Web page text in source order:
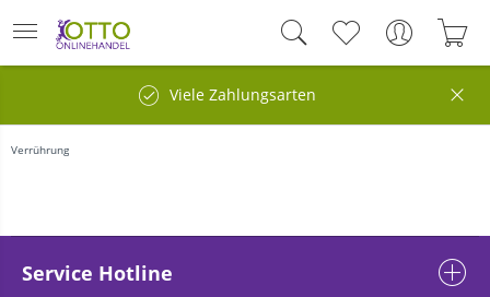
Viele Zahlungsarten
Verrührung
Service Hotline